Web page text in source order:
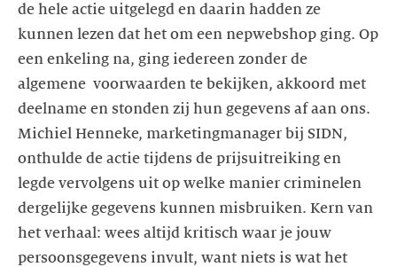
de hele actie uitgelegd en daarin hadden ze
kunnen lezen dat het om een nepwebshop ging. Op
een enkeling na, ging iedereen zonder de
algemene voorwaarden te bekijken, akkoord met
deelname en stonden zij hun gegevens af aan ons.
Michiel Henneke, marketingmanager bij SIDN,
onthulde de actie tijdens de prijsuitreiking en
legde vervolgens uit op welke manier criminelen
dergelijke gegevens kunnen misbruiken. Kern van
het verhaal: wees altijd kritisch waar je jouw
persoonsgegevens invult, want niets is wat het